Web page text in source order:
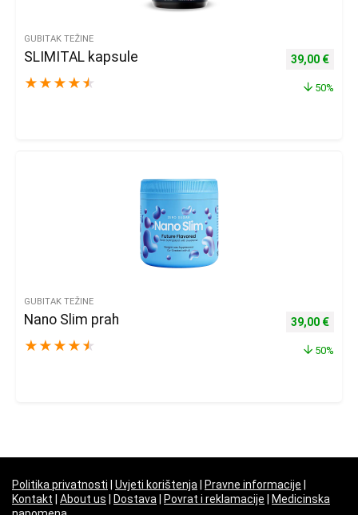
GUBITAK TEŽINE
SLIMITAL kapsule
★ ★ ★ ★ ★
Izvorna
39,00 €
50%
GUBITAK TEŽINE
Nano Slim prah
★ ★ ★ ★ ★
Izvorna
39,00 €
50%
Politika privatnosti | Uvjeti korištenja | Pravne informacije |
Kontakt | About us | Dostava | Povrat i reklamacije | Medicinska